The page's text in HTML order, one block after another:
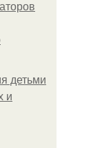
детьми
и